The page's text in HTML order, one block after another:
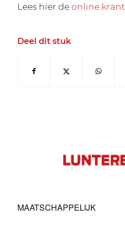
Lees hier deonline krant
Deel dit stuk
MAATSCHAPPELIJK